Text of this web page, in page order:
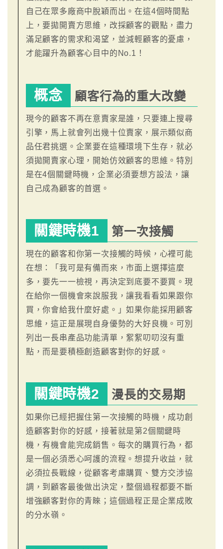
自己在眾多廠商中脫穎而出。在這4個時間點
上，要拋開賣方思維，改採顧客的觀點，盡力
滿足顧客的需求和渴望，並減輕顧客的憂慮，
才能躍升為顧客心目中的No.1！
概念 顧客行為的重大改變
現今的顧客不再在意賣家是誰，只要連上搜尋
引擎，馬上就會列出幾十位賣家，展示類似商
品任君挑選。企業要在這種環境下生存，就必
須拋開賣家心理，開始仿效顧客的思維。特別
是在4個關鍵時機，企業必須要想方設法，讓
自己成為顧客的首選。
關鍵時機1 第一次接觸
現在的顧客和你第一次接觸的時候，心裡可能
在想：「我可是有備而來，市面上選擇這麼
多，要先一一檢視，再決定到底要不要買。現
在給你一個機會來說服我，讓我看看如果跟你
買，你會給我什麼好處。」如果你能採用顧客
思維，這正是展現自身優勢的大好良機。可別
列出一長串產品功能清單，絮絮叨叨沒有重
點，而是要積極創造顧客對你的好感。
關鍵時機2 漫長的交易期
如果你已經把握住第一次接觸的時機，成功創
造顧客對你的好感，接著就是第2個關鍵時
機，有機會能完成銷售。每次的購買行為，都
是一個必須悉心呵護的流程。想提升收益，就
必須拉長戰線，從顧客考慮購買、雙方交涉協
調，到顧客最後做出決定，整個過程都要不斷
增強顧客對你的青睞；這個過程正是企業成敗
的分水嶺。